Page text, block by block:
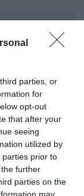
parties, or
for
opt-out
that after your
seeing
utilized by
parties prior to
further
parties on the
δειλίας και